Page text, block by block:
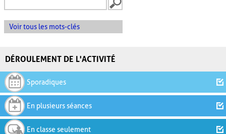
Voir tous les mots-clés
DÉROULEMENT DE L'ACTIVITÉ
Sporadiques
En plusieurs séances
En classe seulement